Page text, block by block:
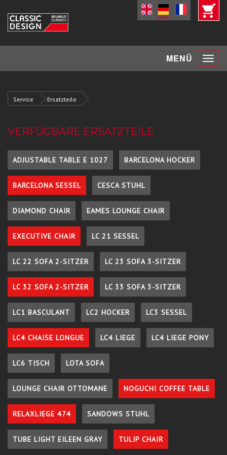
MENÜ Toggle
Service Ersatzteile
VERFÜGBARE ERSATZTEILE
ADJUSTABLE TABLE E 1027 BARCELONA HOCKER
BARCELONA SESSEL CESCA STUHL
DIAMOND CHAIR EAMES LOUNGE CHAIR
EXECUTIVE CHAIR LC 21 SESSEL
LC 22 SOFA 2-SITZER LC 23 SOFA 3-SITZER
LC 32 SOFA 2-SITZER LC 33 SOFA 3-SITZER
LC1 BASCULANT LC2 HOCKER LC3 SESSEL
LC4 CHAISE LONGUE LC4 LIEGE LC4 LIEGE PONY
LC6 TISCH LOTA SOFA
LOUNGE CHAIR OTTOMANE NOGUCHI COFFEE TABLE
RELAXLIEGE 474 SANDOWS STUHL
TUBE LIGHT EILEEN GRAY TULIP CHAIR